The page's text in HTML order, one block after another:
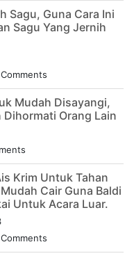
Sagu, Guna Cara Ini
Sagu Yang Jernih
Mudah Disayangi,
Dihormati Orang Lain
Krim Untuk Tahan
Cair Guna Baldi
Untuk Acara Luar.